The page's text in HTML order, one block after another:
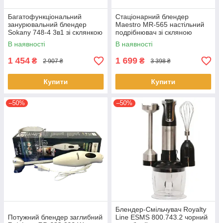
Багатофункціональний
занурювальний блендер
Sokany 748-4 3в1 зі склянкою
домашній
В наявності
1 454 ₴ 2 907 ₴
Купити
Стаціонарний блендер
Maestro MR-565 настільний
подрібнювач зі скляною
чашею
В наявності
1 699 ₴ 3 398 ₴
Купити
–50%
Потужний блендер заглибний
–50%
Блендер-Смільчувач Royalty
Line ESMS 800.743.2 чорний